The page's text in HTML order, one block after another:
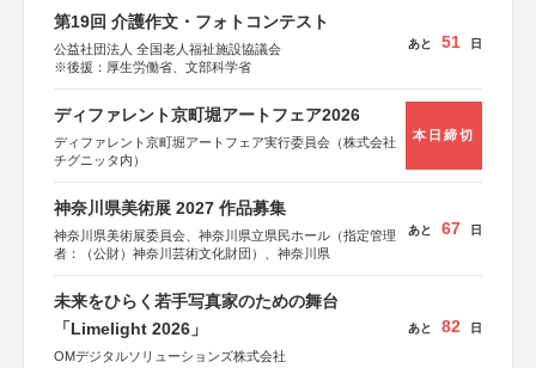
第19回 介護作文・フォトコンテスト
公益社団法人 全国老人福祉施設協議会
※後援：厚生労働省、文部科学省
あと 51 日
ディファレント京町堀アートフェア2026
ディファレント京町堀アートフェア実行委員会（株式会社
チグニッタ内）
本日締切
神奈川県美術展 2027 作品募集
神奈川県美術展委員会、神奈川県立県民ホール（指定管理
者：（公財）神奈川芸術文化財団）、神奈川県
あと 67 日
未来をひらく若手写真家のための舞台
「Limelight 2026」
OMデジタルソリューションズ株式会社
あと 82 日